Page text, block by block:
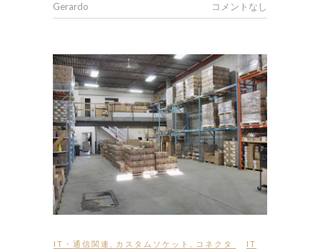
Gerardo コメントなし
IT・通信関連 カスタムソケット コネクタ IT